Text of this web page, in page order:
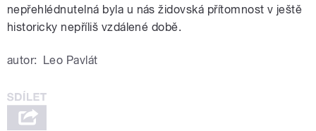
nepřehlédnutelná byla u nás židovská přítomnost v ještě
historicky nepříliš vzdálené době.
autor: Leo Pavlát